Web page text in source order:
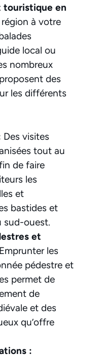
touristique en
à votre
local ou
nombreux
des
les différents
Des visites
tout au
de faire
les
et
bastides et
sud-ouest.
et
Emprunter les
pédestre et
permet de
de
et des
qu’offre
: